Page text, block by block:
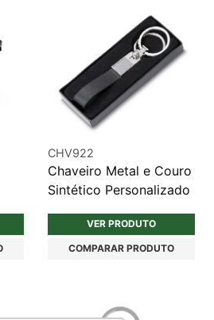
CHV922
Chaveiro Metal e Couro
Sintético Personalizado
VER PRODUTO
COMPARAR PRODUTO